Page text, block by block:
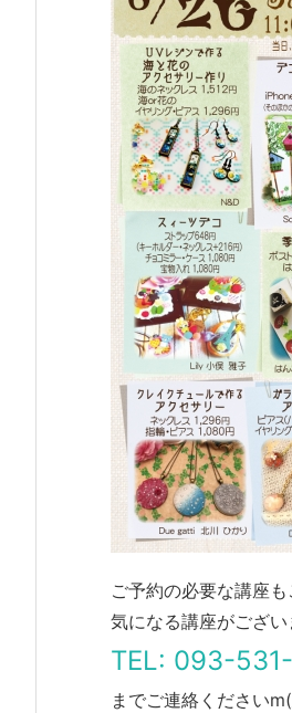
ご予約の必要な講座も
気になる講座がござい
TEL: 093-
までご連絡ください